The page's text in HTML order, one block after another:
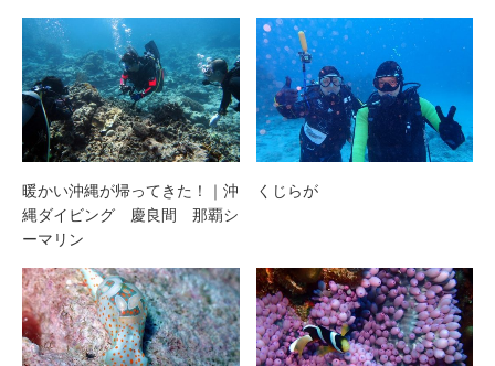
暖かい沖縄が帰ってきた！｜沖
縄ダイビング 慶良間 那覇シ
ーマリン
くじらが